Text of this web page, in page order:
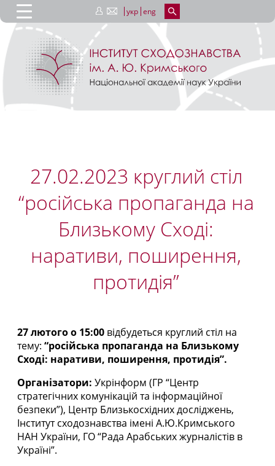
укр eng
27.02.2023 круглий стіл
“російська пропаганда на
Близькому Сході:
наративи, поширення,
протидія”
27 лютого о 15:00 відбудеться круглий стіл на
тему: “російська пропаганда на Близькому
Сході: наративи, поширення, протидія”.
Організатори: Укрінформ (ГР “Центр
стратегічних комунікацій та інформаційної
безпеки”), Центр Близькосхідних досліджень,
Інститут сходознавства імені А.Ю.Кримського
НАН України, ГО “Рада Арабських журналістів в
Україні”.